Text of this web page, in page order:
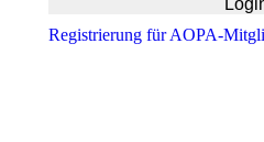
Registrierung für AOPA-